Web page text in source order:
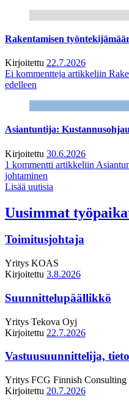
Rakentamisen
Kirjoitettu 22.7.2026
Ei kommentteja artikkeliin
edelleen
Asiantuntija:
Kirjoitettu 30.6.2026
1 kommentti artikkeliin
johtaminen
Lisää uutisia
Uusimmat
Toimitusjohtaja
Yritys KOAS
Kirjoitettu 3.8.2026
Suunnittelupäällikkö
Yritys Tekova Oyj
Kirjoitettu 22.7.2026
Vastuusuunnittelija,
Yritys FCG Finnish
Kirjoitettu 20.7.2026